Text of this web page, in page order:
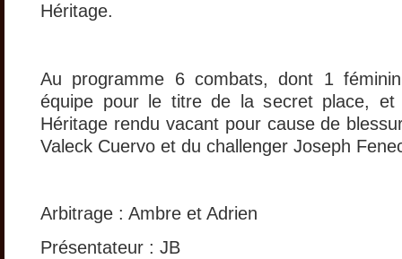
Héritage.
Au programme 6 combats, dont 1
équipe pour le titre de la secret place,
Héritage rendu vacant pour cause de
Valeck Cuervo et du challenger Joseph
Arbitrage : Ambre et Adrien
Présentateur : JB